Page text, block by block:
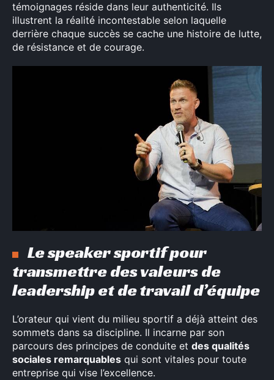
témoignages réside dans leur authenticité. Ils
illustrent la réalité incontestable selon laquelle
derrière chaque succès se cache une histoire de lutte,
de résistance et de courage.
Le speaker sportif pour
transmettre des valeurs de
leadership et de travail d’équipe
L’orateur qui vient du milieu sportif a déjà atteint des
sommets dans sa discipline. Il incarne par son
parcours des principes de conduite et des qualités
sociales remarquables qui sont vitales pour toute
entreprise qui vise l’excellence.